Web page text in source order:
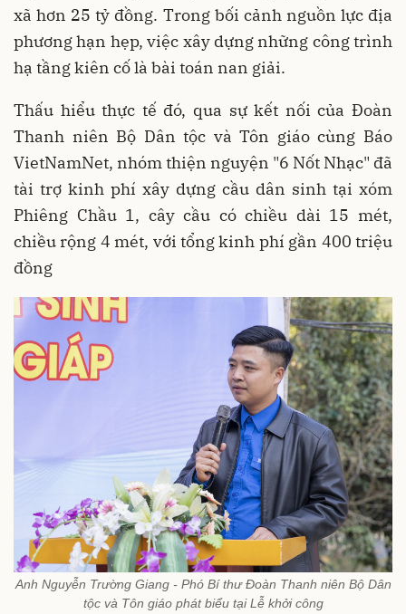
xã hơn 25 tỷ đồng. Trong bối cảnh nguồn lực địa
phương hạn hẹp, việc xây dựng những công trình
hạ tầng kiên cố là bài toán nan giải.
Thấu hiểu thực tế đó, qua sự kết nối của Đoàn
Thanh niên Bộ Dân tộc và Tôn giáo cùng Báo
VietNamNet, nhóm thiện nguyện "6 Nốt Nhạc" đã
tài trợ kinh phí xây dựng cầu dân sinh tại xóm
Phiêng Chầu 1, cây cầu có chiều dài 15 mét,
chiều rộng 4 mét, với tổng kinh phí gần 400 triệu
đồng
Anh Nguyễn Trường Giang - Phó Bí thư Đoàn Thanh niên Bộ Dân
tộc và Tôn giáo phát biểu tại Lễ khởi công